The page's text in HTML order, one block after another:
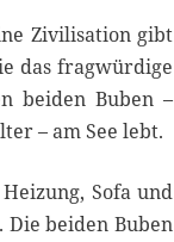
Zivilisation gibt
das fragwürdige
beiden Buben –
– am See lebt.
Sofa und
beiden Buben